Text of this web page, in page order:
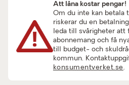
Att låna kostar pengar!
Om du inte kan betala
riskerar du en
leda till svårigheter att
abonnemang och få
till budget- och
kommun.
konsumentverket.se.